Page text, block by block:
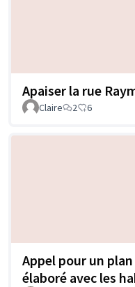
Apaiser la rue
Claire 2 6
Appel pour un
élaboré avec les